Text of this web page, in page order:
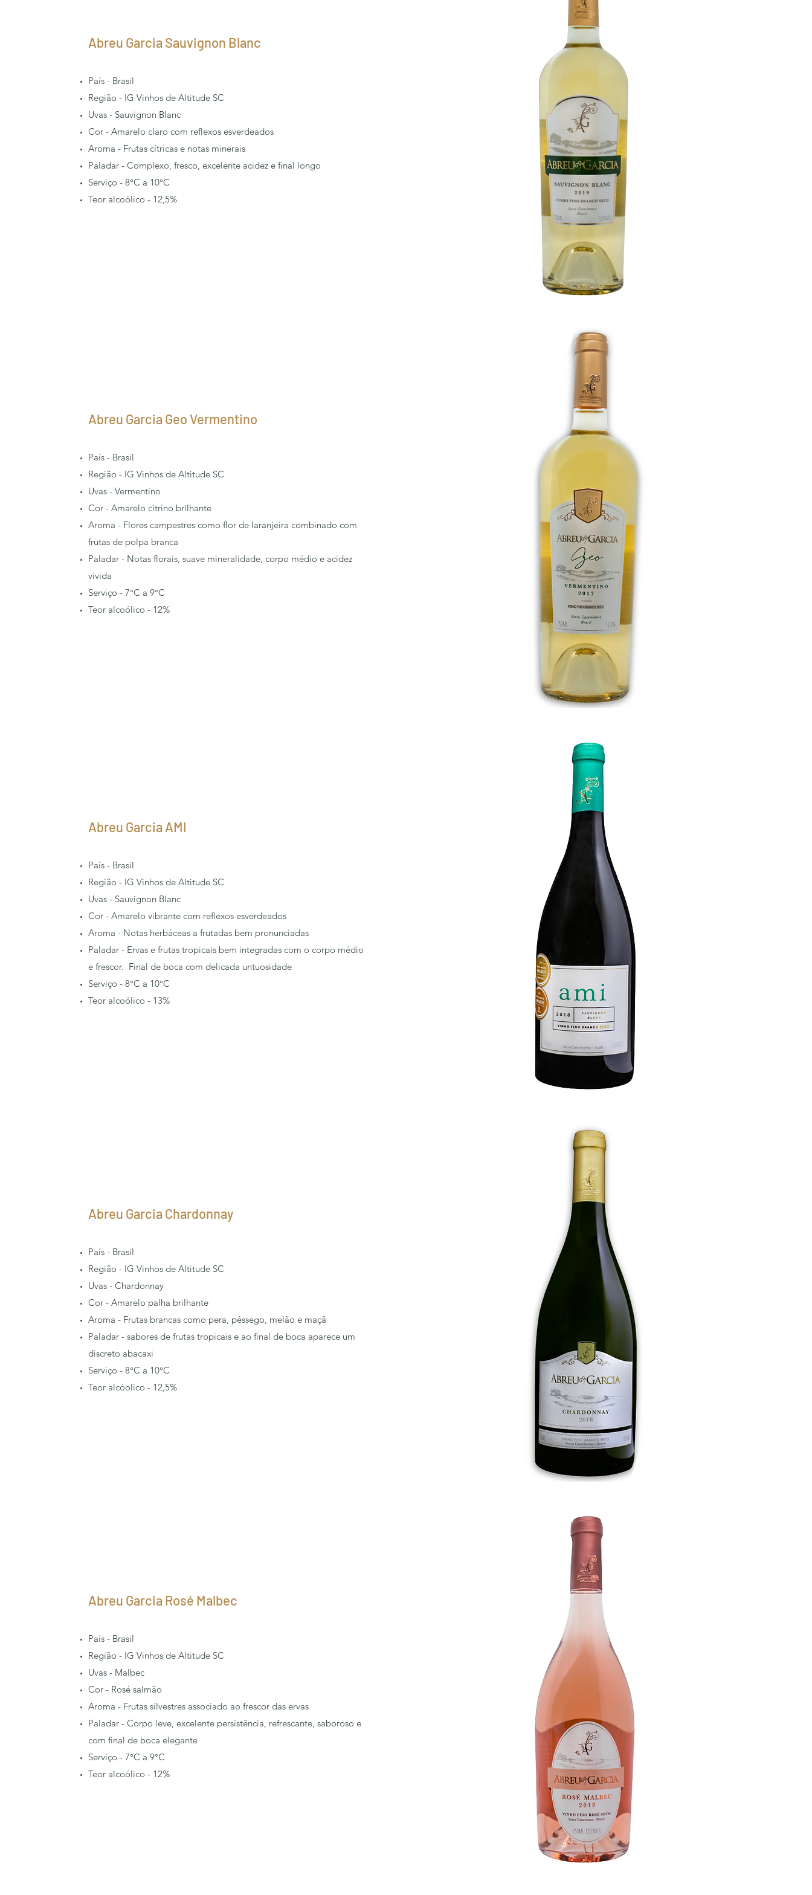
Abreu Garcia Sauvignon Blanc
País - Brasil
Região - IG Vinhos de Altitude SC
Uvas - Sauvignon Blanc
Cor - Amarelo claro com reflexos esverdeados
Aroma - Frutas cítricas e notas minerais
Paladar - Complexo, fresco, excelente acidez e final longo
Serviço - 8°C a 10°C
Teor alcoólico - 12,5%
Abreu Garcia Geo Vermentino
País - Brasil
Região - IG Vinhos de Altitude SC
Uvas - Vermentino
Cor - Amarelo citrino brilhante
Aroma - Flores campestres como flor de laranjeira combinado com
frutas de polpa branca
Paladar - Notas florais, suave mineralidade, corpo médio e acidez
vivida
Serviço - 7°C a 9°C
Teor alcoólico - 12%
Abreu Garcia AMI
País - Brasil
Região - IG Vinhos de Altitude SC
Uvas - Sauvignon Blanc
Cor - Amarelo vibrante com reflexos esverdeados
Aroma - Notas herbáceas a frutadas bem pronunciadas
Paladar - Ervas e frutas tropicais bem integradas com o corpo médio
e frescor. Final de boca com delicada untuosidade
Serviço - 8°C a 10°C
Teor alcoólico - 13%
Abreu Garcia Chardonnay
País - Brasil
Região - IG Vinhos de Altitude SC
Uvas - Chardonnay
Cor - Amarelo palha brilhante
Aroma - Frutas brancas como pera, pêssego, melão e maçã
Paladar - sabores de frutas tropicais e ao final de boca aparece um
discreto abacaxi
Serviço - 8°C a 10°C
Teor alcóolico - 12,5%
Abreu Garcia Rosé Malbec
País - Brasil
Região - IG Vinhos de Altitude SC
Uvas - Malbec
Cor - Rosé salmão
Aroma - Frutas silvestres associado ao frescor das ervas
Paladar - Corpo leve, excelente persistência, refrescante, saboroso e
com final de boca elegante
Serviço - 7°C a 9°C
Teor alcoólico - 12%